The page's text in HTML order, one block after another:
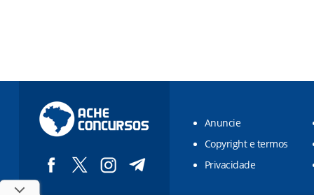
Anuncie
Copyright e termos
Privacidade